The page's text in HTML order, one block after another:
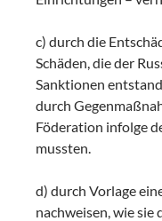
c) durch die
Schäden, die der
Sanktionen
durch
Föderation infolge
mussten.
d) durch Vorlage
nachweisen, wie sie